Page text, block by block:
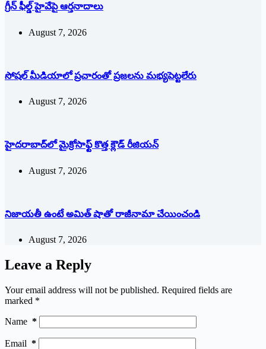
గ్రీన్ ఫీల్డ్ హైవేపై ఆర్తనాదాలు
August 7, 2026
సోషల్‌ ‌మీడియాలో ప్రచారంతో ప్రజలను మభ్యపెట్టలేరు
August 7, 2026
హైదరాబాద్‌లో మైక్రోసాఫ్ట్ ‌కొత్త క్లౌడ్‌ ‌రీజియన్‌
August 7, 2026
నిజాయతీ ఉంటే అమిత్‌ ‌షాతో రాజీనామా చేయించండి
August 7, 2026
Leave a Reply
Your email address will not be published. Required fields are
marked *
Name *
Email *